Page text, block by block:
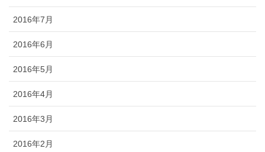
2016年7月
2016年6月
2016年5月
2016年4月
2016年3月
2016年2月